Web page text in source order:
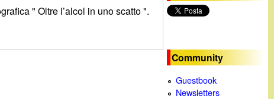
c
" Oltre l’alcol in uno scatto ".
Community
Guestbook
Newsletters